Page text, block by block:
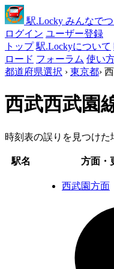
駅.Locky みんなで
ログイン ユーザー登録
トップ 駅.Lockyについて
ロード フォーラム 使い
都道府県選択 › 東京都›
西武西武園
時刻表の誤りを見つけた
駅名 方面・
西武園方面